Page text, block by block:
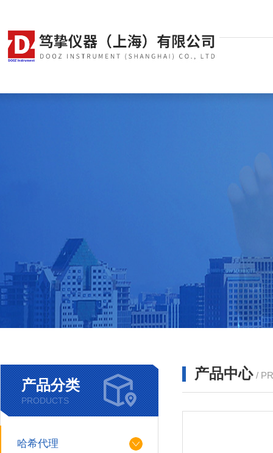
产品分类
PRODUCTS
哈希代理
产品中心 /